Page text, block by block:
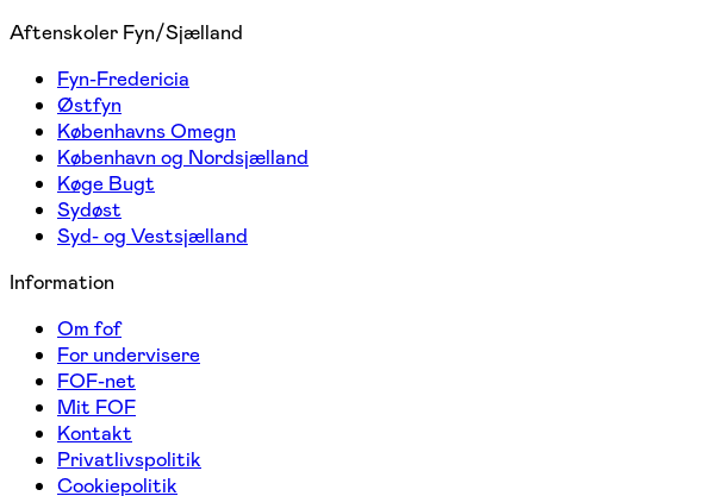
Aftenskoler Fyn/Sjælland
Fyn-Fredericia
Østfyn
Københavns Omegn
København og Nordsjælland
Køge Bugt
Sydøst
Syd- og Vestsjælland
Information
Om fof
For undervisere
FOF-net
Mit FOF
Kontakt
Privatlivspolitik
Cookiepolitik